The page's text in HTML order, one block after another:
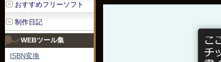
おすすめフリーソフト
制作日記
WEBツール集
ISBN変換